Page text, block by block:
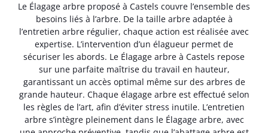
Le Élagage arbre proposé à Castels couvre l’ensemble des
besoins liés à l’arbre. De la taille arbre adaptée à
l’entretien arbre régulier, chaque action est réalisée avec
expertise. L’intervention d’un élagueur permet de
sécuriser les abords. Le Élagage arbre à Castels repose
sur une parfaite maîtrise du travail en hauteur,
garantissant un accès optimal même sur des arbres de
grande hauteur. Chaque élagage arbre est effectué selon
les règles de l’art, afin d’éviter stress inutile. L’entretien
arbre s’intègre pleinement dans le Élagage arbre, avec